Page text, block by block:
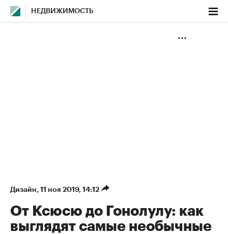
НЕДВИЖИМОСТЬ
Дизайн⁠, 11 ноя 2019, 14:12
От Ксюсю до Гонолулу: как
выглядят самые необычные